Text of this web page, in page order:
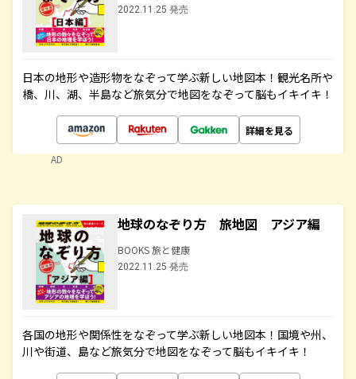
2022.11.25 発売
日本の地形や造形物をなぞって学ぶ新しい地図本！観光名所や
橋、川、湖、半島など旅気分で地図をなぞって脳もイキイキ！
詳細を見る
AD
地球のなぞり方 旅地図 アジア編
BOOKS 旅と健康
2022.11.25 発売
各国の地形や関係性をなぞって学ぶ新しい地図本！国境や州、
川や街道、島など旅気分で地図をなぞって脳もイキイキ！